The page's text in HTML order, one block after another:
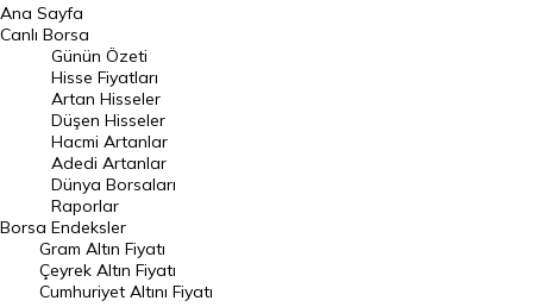
BIST 100 Hisseleri
En Çok Artan Hisseler
En Çok Düşen Hisseler
Hacmi Artanlar
Geçmiş Kapanışlar
Dünya Borsaları
Raporlar
Endeksler
Ana Sayfa
Canlı Borsa
Borsa
Günün Özeti
Hisse Fiyatları
Artan Hisseler
Düşen Hisseler
Hacmi Artanlar
Adedi Artanlar
Dünya Borsaları
Raporlar
Endeksler
Gram Altın Fiyatı
Çeyrek Altın Fiyatı
Cumhuriyet Altını Fiyatı